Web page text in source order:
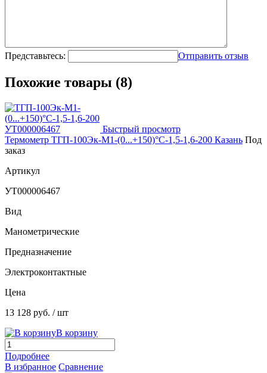
Представьтесь: Отправить отзыв
Похожие товары (8)
Быстрый просмотр
Термометр ТГП-100Эк-М1-(0...+150)°С-1,5-1,6-200 Казань Под
заказ
Артикул
УТ000006467
Вид
Манометрические
Предназначение
Электроконтактные
Цена
13 128 руб. / шт
В корзину
Подробнее
В избранное Сравнение